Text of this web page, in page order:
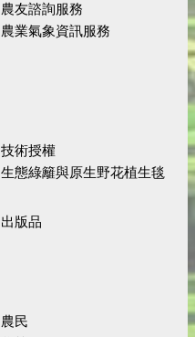
農友諮詢服務
農業氣象資訊服務
技術授權
生態綠籬與原生野花植生毯
出版品
農民